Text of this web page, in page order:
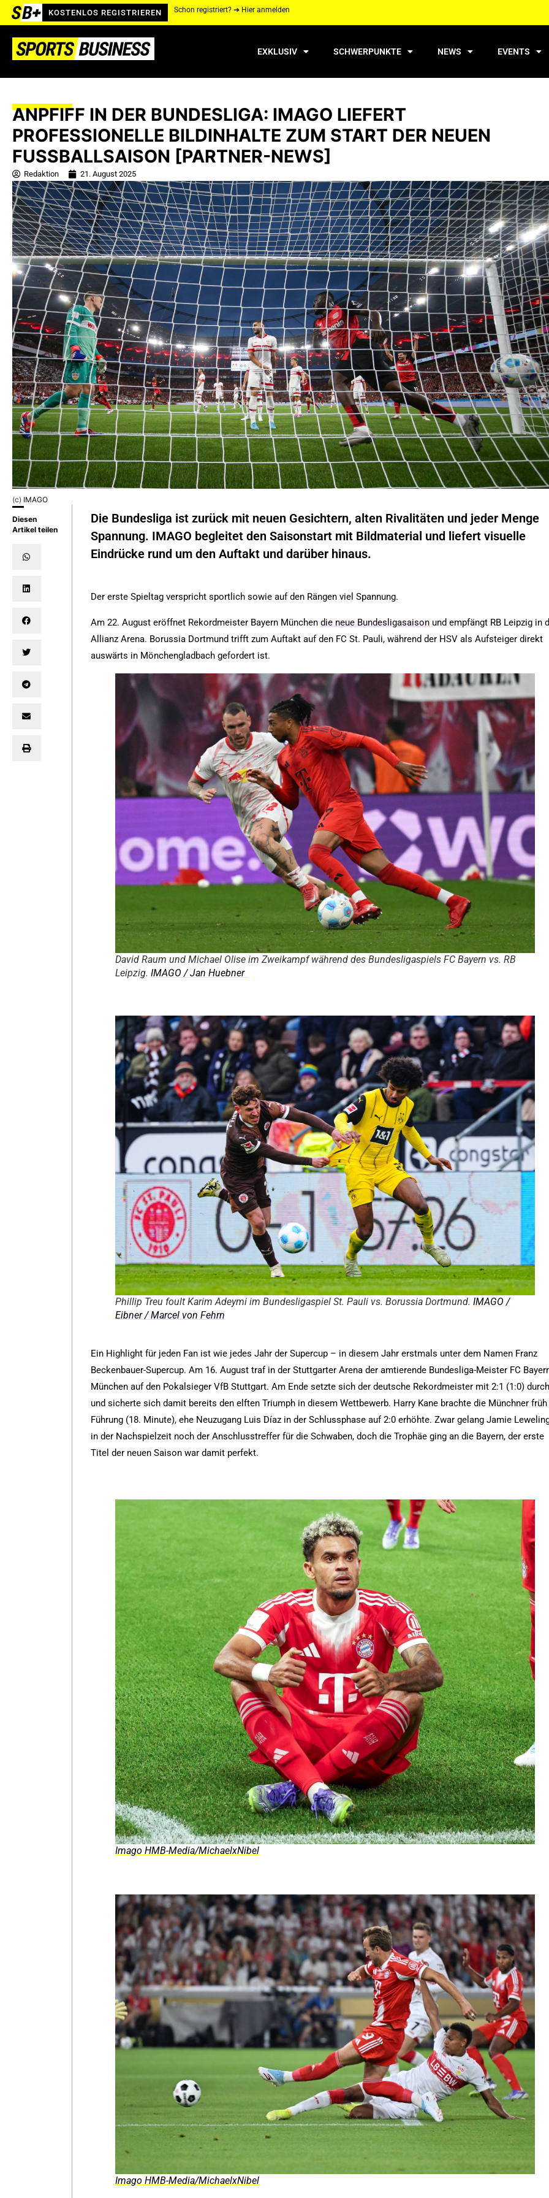
KOSTENLOS REGISTRIEREN Schon registriert? ➔ Hier anmelden
EXKLUSIV SCHWERPUNKTE NEWS EVENTS
ANPFIFF IN DER BUNDESLIGA: IMAGO LIEFERT
PROFESSIONELLE BILDINHALTE ZUM START DER NEUEN
FUSSBALLSAISON [PARTNER-NEWS]
Redaktion 21. August 2025
(c) IMAGO
Diesen
Artikel teilen
Die Bundesliga ist zurück mit neuen Gesichtern, alten Rivalitäten und jeder Menge
Spannung. IMAGO begleitet den Saisonstart mit Bildmaterial und liefert visuelle
Eindrücke rund um den Auftakt und darüber hinaus.
Der erste Spieltag verspricht sportlich sowie auf den Rängen viel Spannung.
Am 22. August eröffnet Rekordmeister Bayern Münchendie neue Bundesligasaison und empfängt RB Leipzig in
Allianz Arena. Borussia Dortmund trifft zum Auftakt auf den FC St. Pauli, während der HSV als Aufsteiger direkt
auswärts in Mönchengladbach gefordert ist.
David Raum und Michael Olise im Zweikampf während des Bundesligaspiels FC Bayern vs. RB
Leipzig.IMAGO / Jan Huebner
Phillip Treu foult Karim Adeymi im Bundesligaspiel St. Pauli vs. Borussia Dortmund.IMAGO /
Eibner / Marcel von Fehrn
Ein Highlight für jeden Fan ist wie jedes Jahr der Supercup – in diesem Jahr erstmals unter dem Namen Franz
Beckenbauer-Supercup. Am 16. August traf in der Stuttgarter Arena der amtierende Bundesliga-Meister FC
München auf den Pokalsieger VfB Stuttgart. Am Ende setzte sich der deutsche Rekordmeister mit 2:1 (1:0)
und sicherte sich damit bereits den elften Triumph in diesem Wettbewerb. Harry Kane brachte die Münchner
Führung (18. Minute), ehe Neuzugang Luis Díaz in der Schlussphase auf 2:0 erhöhte. Zwar gelang Jamie
in der Nachspielzeit noch der Anschlusstreffer für die Schwaben, doch die Trophäe ging an die Bayern, der erste
Titel der neuen Saison war damit perfekt.
Imago HMB-Media/MichaelxNibel
Imago HMB-Media/MichaelxNibel